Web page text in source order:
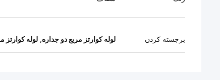
برجسته کردن لوله کوارتز مربع دو جداره, لوله کوارتز